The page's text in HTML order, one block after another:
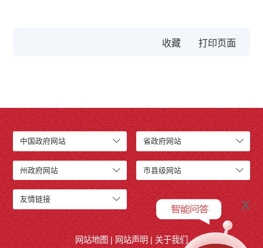
收藏
中国政府网站 省政府网站
州政府网站 市县级网站
友情链接
网站地图 | 网站声明 | 关于我们
x